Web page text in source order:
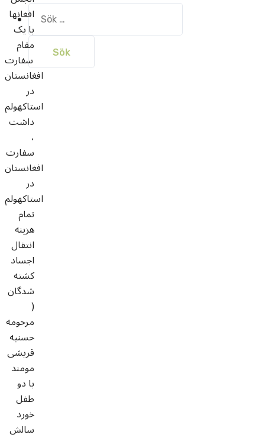
Sök
efter:افغانها
با یک
مقام
سفارت
افغانستان
در
استاکهولم
داشت
،
سفارت
افغانستان
در
استاکهولم
تمام
هزینه
انتقال
اجساد
کشته
شدگان
(
مرحومه
حسنیه
قریشی
مومند
با دو
طفل
خورد
سالش